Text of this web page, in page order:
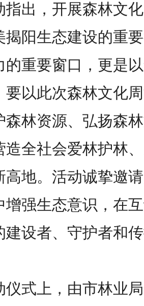
，开展森林文化
揭阳生态建设的重
的重要窗口，更是
要以此次森林文化
森林资源、弘扬森
造全社会爱林护林
高地。活动诚挚邀
增强生态意识，在
建设者、守护者和传
上，由市林业局